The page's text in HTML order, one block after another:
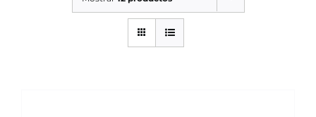
SERVICIOS TALLER